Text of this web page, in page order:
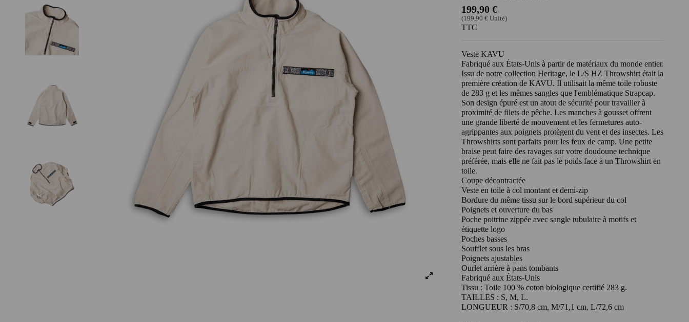
199,90 €
(199,90 € Unité)
TTC
Veste KAVU
Fabriqué aux États-Unis à partir de matériaux du monde entier.
Issu de notre collection Heritage, le L/S HZ Throwshirt était la
première création de KAVU. Il utilisait la même toile robuste
de 283 g et les mêmes sangles que l'emblématique Strapcap.
Son design épuré est un atout de sécurité pour travailler à
proximité de filets de pêche. Les manches à gousset offrent
une grande liberté de mouvement et les fermetures auto-
agrippantes aux poignets protègent du vent et des insectes. Les
Throwshirts sont parfaits pour les feux de camp. Une petite
braise peut faire des ravages sur votre doudoune technique
préférée, mais elle ne fait pas le poids face à un Throwshirt en
toile.
Coupe décontractée
Veste en toile à col montant et demi-zip
Bordure du même tissu sur le bord supérieur du col
Poignets et ouverture du bas
Poche poitrine zippée avec sangle tubulaire à motifs et
étiquette logo
Poches basses
Soufflet sous les bras
Poignets ajustables
Ourlet arrière à pans tombants
Fabriqué aux États-Unis
Tissu : Toile 100 % coton biologique certifié 283 g.
TAILLES : S, M, L.
LONGUEUR : S/70,8 cm, M/71,1 cm, L/72,6 cm